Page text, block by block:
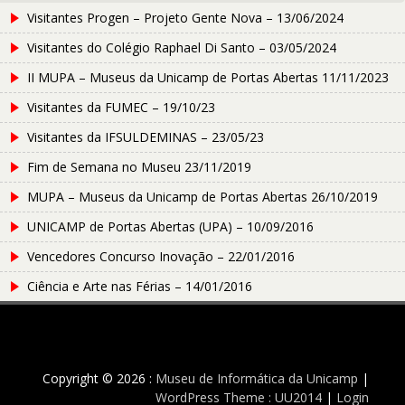
Visitantes Progen – Projeto Gente Nova – 13/06/2024
Visitantes do Colégio Raphael Di Santo – 03/05/2024
II MUPA – Museus da Unicamp de Portas Abertas 11/11/2023
Visitantes da FUMEC – 19/10/23
Visitantes da IFSULDEMINAS – 23/05/23
Fim de Semana no Museu 23/11/2019
MUPA – Museus da Unicamp de Portas Abertas 26/10/2019
UNICAMP de Portas Abertas (UPA) – 10/09/2016
Vencedores Concurso Inovação – 22/01/2016
Ciência e Arte nas Férias – 14/01/2016
Copyright © 2026 : Museu de Informática da Unicamp |
WordPress Theme : UU2014 | Login